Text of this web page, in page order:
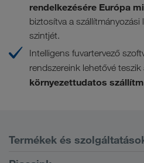
rendelkezésére Európa
biztosítva a
szintjét.
Intelligens fuvartervező
rendszereink lehetővé teszik
környezettudatos
Termékek és
Közúti szállítás